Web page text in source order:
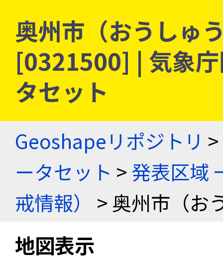
奥州市（おうしゅ
[0321500] | 気象
タセット
Geoshapeリポジトリ >
ータセット >発表区域
戒情報）
> 奥州市（お
地図表示